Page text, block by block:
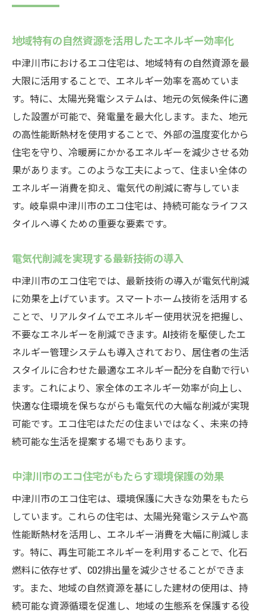
自然エネルギーを活用した中津川市のエコ住宅
設計
太陽光発電の効果的な利用法
風力発電を取り入れた住宅の可能性
中津川市の気候を考慮した設計の工夫
自然エネルギーによる電力自給自足の実現
エコ住宅における再生可能エネルギーの役
割
未来に向けた持続可能な住宅設計のビジョ
ン
エコ住宅で実現する中津川市の持続可能なライ
環境に優しい住まいの選び方
持続可能な生活を支えるエコ住宅の機能
エネルギー効率の高い生活スタイルの提案
家庭でできる持続可能な取り組み
エコ住宅がもたらす地域社会への貢献
中津川市の未来を担うライフスタイルの変
革
脱電気代ゼロ！中津川市のエコ住宅で得られる
経済的メリット
電気代ゼロを実現するためのステップ
エコ住宅が提供する投資対効果の検討
電気代削減がもたらす家計への影響
エコ住宅の導入による初期コストと回収期
間
エコ住宅がもたらす資産価値の向上
太陽光発電活用の中津川市エコ住宅が見せる未
来の住まい
地域特有の自然資源を活用したエネルギー効率化
中津川市におけるエコ住宅は、地域特有の自然資源を最
大限に活用することで、エネルギー効率を高めていま
す。特に、太陽光発電システムは、地元の気候条件に適
した設置が可能で、発電量を最大化します。また、地元
の高性能断熱材を使用することで、外部の温度変化から
住宅を守り、冷暖房にかかるエネルギーを減少させる効
果があります。このような工夫によって、住まい全体の
エネルギー消費を抑え、電気代の削減に寄与していま
す。岐阜県中津川市のエコ住宅は、持続可能なライフス
タイルへ導くための重要な要素です。
電気代削減を実現する最新技術の導入
中津川市のエコ住宅では、最新技術の導入が電気代削減
に効果を上げています。スマートホーム技術を活用する
ことで、リアルタイムでエネルギー使用状況を把握し、
不要なエネルギーを削減できます。AI技術を駆使したエ
ネルギー管理システムも導入されており、居住者の生活
スタイルに合わせた最適なエネルギー配分を自動で行い
ます。これにより、家全体のエネルギー効率が向上し、
快適な住環境を保ちながらも電気代の大幅な削減が実現
可能です。エコ住宅はただの住まいではなく、未来の持
続可能な生活を提案する場でもあります。
中津川市のエコ住宅がもたらす環境保護の効果
中津川市のエコ住宅は、環境保護に大きな効果をもたら
しています。これらの住宅は、太陽光発電システムや高
性能断熱材を活用し、エネルギー消費を大幅に削減しま
す。特に、再生可能エネルギーを利用することで、化石
燃料に依存せず、CO2排出量を減少させることができま
す。また、地域の自然資源を基にした建材の使用は、持
続可能な資源循環を促進し、地域の生態系を保護する役